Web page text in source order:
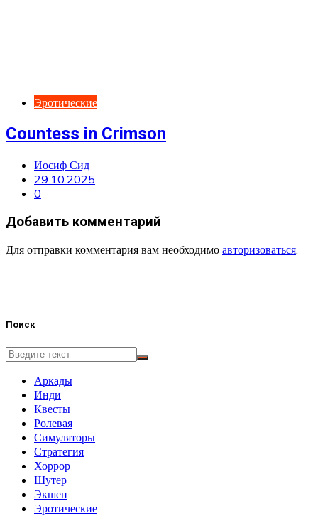
Эротические
Countess in Crimson
Иосиф Сид
29.10.2025
0
Добавить комментарий
Для отправки комментария вам необходимо авторизоваться.
Поиск
Аркады
Инди
Квесты
Ролевая
Симуляторы
Стратегия
Хоррор
Шутер
Экшен
Эротические